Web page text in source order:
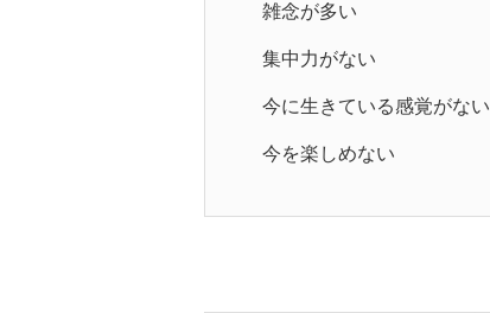
雑念が多い
集中力がない
今に生きている感覚がない
今を楽しめない